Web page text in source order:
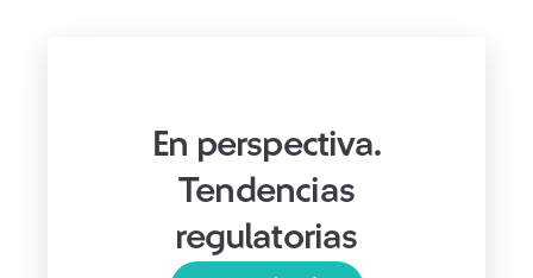
En perspectiva.
Tendencias
regulatorias